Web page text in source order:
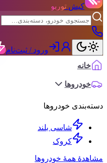
کیش توربو
ورود / ثبت‌نام
خانه
خودروها
دسته‌بندی خودروها
شاسی بلند
کروک
مشاهدهٔ همهٔ خودروها